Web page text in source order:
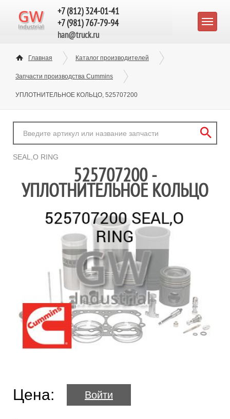
+7 (812) 324-01-41
+7 (981) 767-79-94
han@truck.ru
Главная Каталог производителей
Запчасти производства Cummins
УПЛОТНИТЕЛЬНОЕ КОЛЬЦО, 525707200
SEAL,O RING
525707200 -
УПЛОТНИТЕЛЬНОЕ КОЛЬЦО
Цена: Войти